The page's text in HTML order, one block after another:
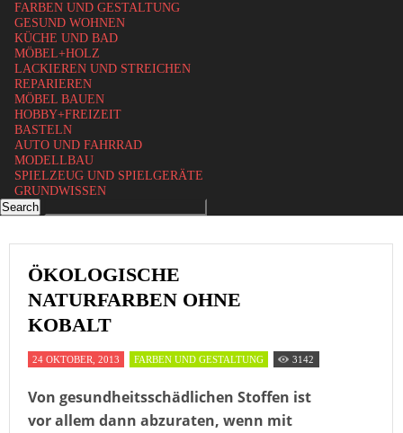
FARBEN UND GESTALTUNG
GESUND WOHNEN
KÜCHE UND BAD
MÖBEL+HOLZ
LACKIEREN UND STREICHEN
REPARIEREN
MÖBEL BAUEN
HOBBY+FREIZEIT
BASTELN
AUTO UND FAHRRAD
MODELLBAU
SPIELZEUG UND SPIELGERÄTE
GRUNDWISSEN
ÖKOLOGISCHE
NATURFARBEN OHNE
KOBALT
24 OKTOBER, 2013 FARBEN UND GESTALTUNG 3142
Von gesundheitsschädlichen Stoffen ist
vor allem dann abzuraten, wenn mit